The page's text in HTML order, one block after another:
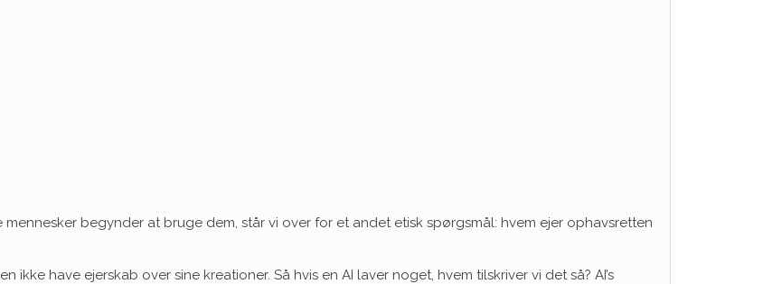
begynder at bruge dem, står vi over for et andet etisk spørgsmål: hvem ejer ophavsretten
ikke have ejerskab over sine kreationer. Så hvis en AI laver noget, hvem tilskriver vi det så? AI’s